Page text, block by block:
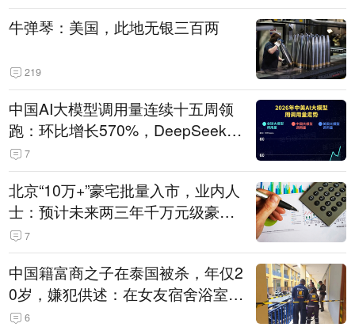
牛弹琴：美国，此地无银三百两
219
中国AI大模型调用量连续十五周领
跑：环比增长570%，DeepSeek-V
4-Flash正式版登顶！MiniMax M
3、阶跃星辰Step 3.7 Flash跌出榜
单
7
北京“10万+”豪宅批量入市，业内人
士：预计未来两三年千万元级豪宅
潜在供应达万套！谁在买单？
7
中国籍富商之子在泰国被杀，年仅2
0岁，嫌犯供述：在女友宿舍浴室发
现他，持刀询问身份时发生拉扯
6